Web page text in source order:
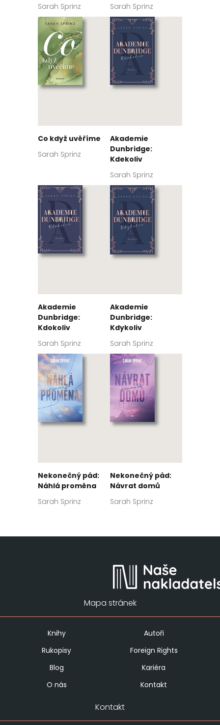
Sarah Sprinz Sarah Sprinz
Co když uvěříme
Sarah Sprinz
Akademie
Dunbridge:
Kdekoliv
Sarah Sprinz
Akademie
Dunbridge:
Kdokoliv
Sarah Sprinz
Akademie
Dunbridge:
Kdykoliv
Sarah Sprinz
Nekonečný pád:
Náhlá proměna
Sarah Sprinz
Nekonečný pád:
Návrat domů
Sarah Sprinz
Mapa stránek
Knihy
Autoři
Rukopisy
Foreign Rights
Blog
Kariéra
O nás
Kontakt
Kontakt